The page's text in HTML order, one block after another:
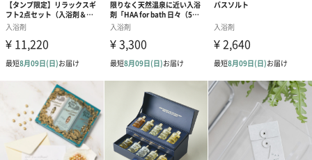
なめらかな肌へ導く
シラカンバ樹皮エキス（保湿成分）が肌の水分を保持し、肌に潤
いをもたらします。さらに国産溶岩パウダー・流紋岩末（整肌成
分）が肌の状態を整えツヤのある肌に。
肌に優しい使い心地